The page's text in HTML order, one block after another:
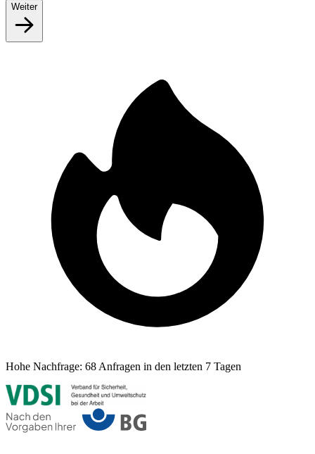
Weiter
Hohe Nachfrage: 68 Anfragen in den letzten 7 Tagen